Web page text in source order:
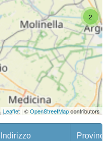
2
Leaflet| ©OpenStreetMapcontributors
Indirizzo Provincia